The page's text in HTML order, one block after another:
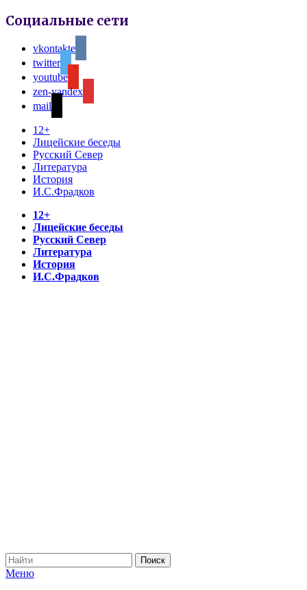
Социальные сети
vkontakte
twitter
youtube
zen-yandex
mail
12+
Лицейские беседы
Русский Север
Литература
История
И.С.Фрадков
12+
Лицейские беседы
Русский Север
Литература
История
И.С.Фрадков
Меню